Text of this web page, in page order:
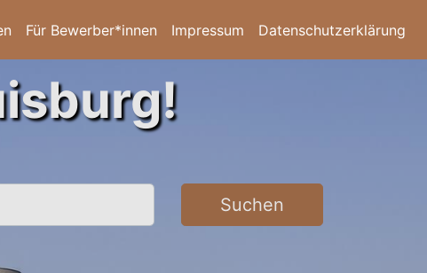
Für Bewerber*innen Impressum Datenschutzerklärung
Suchen